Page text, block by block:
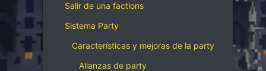
Salir de una factions
Sistema Party
Características y mejoras de la party
Alianzas de party